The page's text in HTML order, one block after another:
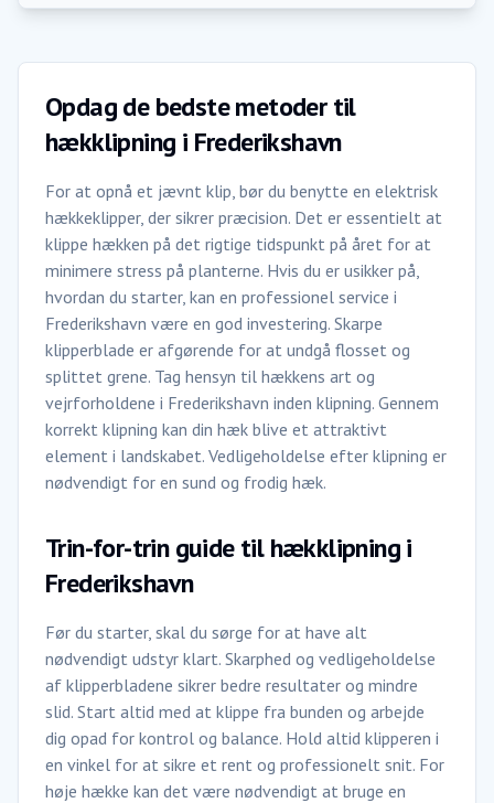
Opdag de bedste metoder til
hækklipning i Frederikshavn
For at opnå et jævnt klip, bør du benytte en elektrisk
hækkeklipper, der sikrer præcision. Det er essentielt at
klippe hækken på det rigtige tidspunkt på året for at
minimere stress på planterne. Hvis du er usikker på,
hvordan du starter, kan en professionel service i
Frederikshavn være en god investering. Skarpe
klipperblade er afgørende for at undgå flosset og
splittet grene. Tag hensyn til hækkens art og
vejrforholdene i Frederikshavn inden klipning. Gennem
korrekt klipning kan din hæk blive et attraktivt
element i landskabet. Vedligeholdelse efter klipning er
nødvendigt for en sund og frodig hæk.
Trin-for-trin guide til hækklipning i
Frederikshavn
Før du starter, skal du sørge for at have alt
nødvendigt udstyr klart. Skarphed og vedligeholdelse
af klipperbladene sikrer bedre resultater og mindre
slid. Start altid med at klippe fra bunden og arbejde
dig opad for kontrol og balance. Hold altid klipperen i
en vinkel for at sikre et rent og professionelt snit. For
høje hække kan det være nødvendigt at bruge en